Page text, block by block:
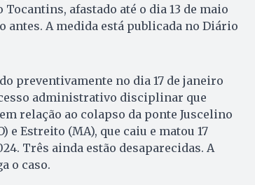
afastado até o dia 13 de maio
antes. A medida está publicada no Diário
preventivamente no dia 17 de janeiro
administrativo disciplinar que
relação ao colapso da ponte Juscelino
Estreito (MA), que caiu e matou 17
Três ainda estão desaparecidas. A
o caso.